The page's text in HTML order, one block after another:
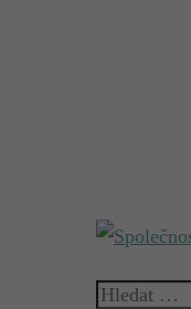
Vyhledávání